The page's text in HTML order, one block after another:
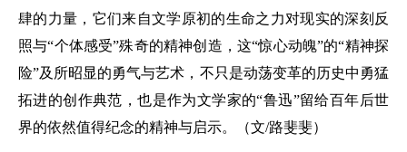
肆的力量，它们来自文学原初的生命之力对现实的深刻反
照与“个体感受”殊奇的精神创造，这“惊心动魄”的“精神探
险”及所昭显的勇气与艺术，不只是动荡变革的历史中勇猛
拓进的创作典范，也是作为文学家的“鲁迅”留给百年后世
界的依然值得纪念的精神与启示。（文/路斐斐）